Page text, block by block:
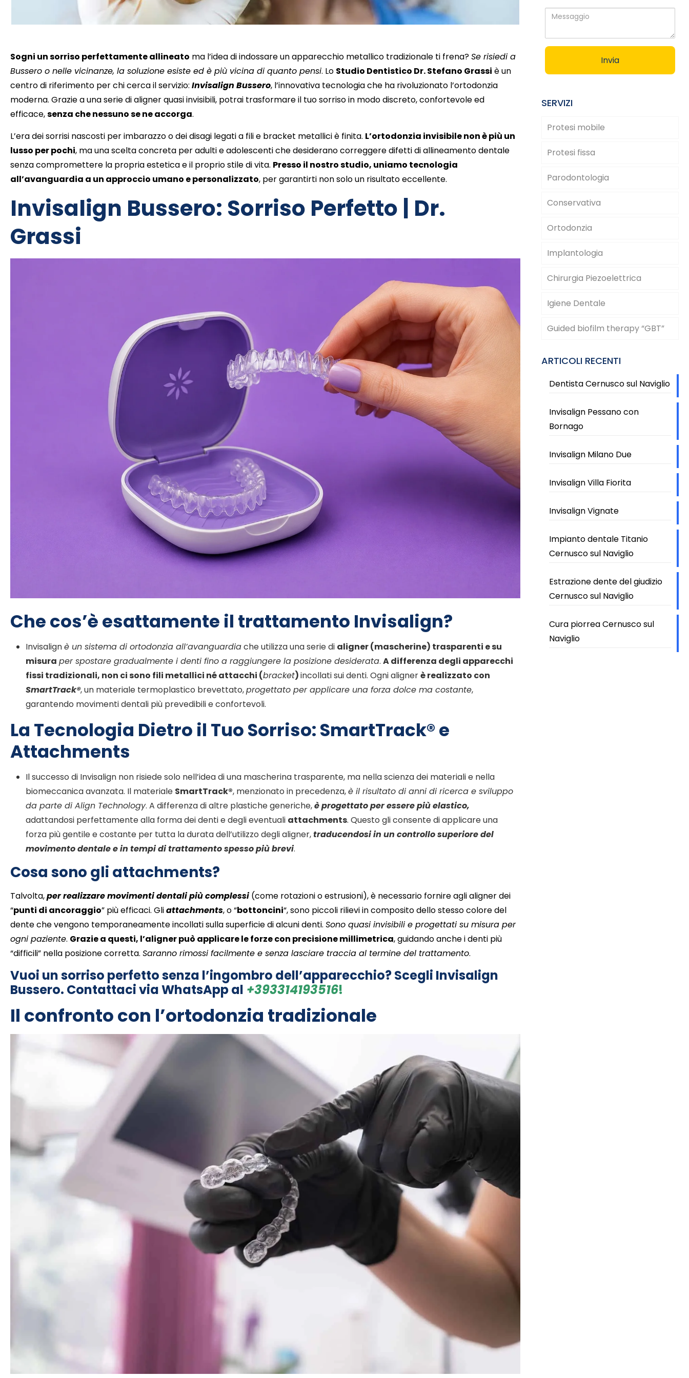
Sogni un sorriso perfettamente allineato ma l’idea di indossare un apparecchio metallico tradizionale ti frena?Se risiedi a
Bussero o nelle vicinanze, la soluzione esiste ed è più vicina di quanto pensi. Lo Studio Dentistico Dr. Stefano Grassi è un
centro di riferimento per chi cerca il servizio:Invisalign Bussero, l’innovativa tecnologia che ha rivoluzionato l’ortodonzia
moderna. Grazie a una serie di aligner quasi invisibili, potrai trasformare il tuo sorriso in modo discreto, confortevole ed
efficace,senza che nessuno se ne accorga.
L’era dei sorrisi nascosti per imbarazzo o dei disagi legati a fili e bracket metallici è finita. L’ortodonzia invisibile non è più un
lusso per pochi, ma una scelta concreta per adulti e adolescenti che desiderano correggere difetti di allineamento dentale
senza compromettere la propria estetica e il proprio stile di vita. Presso il nostro studio, uniamo tecnologia
all’avanguardia a un approccio umano e personalizzato, per garantirti non solo un risultato eccellente.
Invisalign Bussero: Sorriso Perfetto | Dr.
Grassi
Che cos’è esattamente il trattamento Invisalign?
Invisalignè un sistema di ortodonzia all’avanguardiache utilizza una serie di aligner (mascherine) trasparenti e su
misura per spostare gradualmente i denti fino a raggiungere la posizione desiderata.A differenza degli apparecchi
fissi tradizionali, non ci sono fili metallici né attacchi (bracket)incollati sui denti. Ogni alignerè realizzato con
SmartTrack®, un materiale termoplastico brevettato,progettato per applicare una forza dolce ma costante,
garantendo movimenti dentali più prevedibili e confortevoli.
La Tecnologia Dietro il Tuo Sorriso: SmartTrack® e
Attachments
Il successo di Invisalign non risiede solo nell’idea di una mascherina trasparente, ma nella scienza dei materiali e nella
biomeccanica avanzata. Il materiale SmartTrack®, menzionato in precedenza,è il risultato di anni di ricerca e sviluppo
da parte di Align Technology. A differenza di altre plastiche generiche,è progettato per essere più elastico,
adattandosi perfettamente alla forma dei denti e degli eventuali attachments. Questo gli consente di applicare una
forza più gentile e costante per tutta la durata dell’utilizzo degli aligner,traducendosi in un controllo superiore del
movimento dentale e in tempi di trattamento spesso più brevi.
Cosa sono gli attachments?
Talvolta,per realizzare movimenti dentali più complessi(come rotazioni o estrusioni), è necessario fornire agli aligner dei
“punti di ancoraggio” più efficaci. Gliattachments, o “bottoncini“, sono piccoli rilievi in composito dello stesso colore del
dente che vengono temporaneamente incollati sulla superficie di alcuni denti.Sono quasi invisibili e progettati su misura per
ogni paziente. Grazie a questi, l’aligner può applicare le forze con precisione millimetrica, guidando anche i denti più
“difficili” nella posizione corretta.Saranno rimossi facilmente e senza lasciare traccia al termine del trattamento.
Vuoi un sorriso perfetto senza l’ingombro dell’apparecchio? Scegli Invisalign
Bussero. Contattaci via WhatsApp al +393314193516!
Il confronto con l’ortodonzia tradizionale
Messaggio
SERVIZI
Protesi mobile
Protesi fissa
Parodontologia
Conservativa
Ortodonzia
Implantologia
Chirurgia Piezoelettrica
Igiene Dentale
Guided biofilm therapy “GBT”
ARTICOLI RECENTI
Dentista Cernusco sul Naviglio
Invisalign Pessano con
Bornago
Invisalign Milano Due
Invisalign Villa Fiorita
Invisalign Vignate
Impianto dentale Titanio
Cernusco sul Naviglio
Estrazione dente del giudizio
Cernusco sul Naviglio
Cura piorrea Cernusco sul
Naviglio